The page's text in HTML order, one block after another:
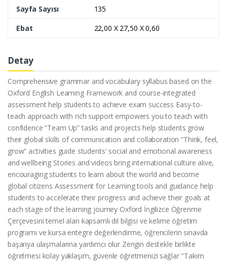
Sayfa Sayısı
135
Ebat
22,00 X 27,50 X 0,60
Detay
Comprehensive grammar and vocabulary syllabus based on the
Oxford English Learning Framework and course-integrated
assessment help students to achieve exam success Easy-to-
teach approach with rich support empowers you to teach with
confidence “Team Up” tasks and projects help students grow
their global skills of communication and collaboration “Think, feel,
grow” activities guide students' social and emotional awareness
and wellbeing Stories and videos bring international culture alive,
encouraging students to learn about the world and become
global citizens Assessment for Learning tools and guidance help
students to accelerate their progress and achieve their goals at
each stage of the learning journey Oxford İngilizce Öğrenme
Çerçevesini temel alan kapsamlı dil bilgisi ve kelime öğretim
programı ve kursa entegre değerlendirme, öğrencilerin sınavda
başarıya ulaşmalarına yardımcı olur Zengin destekle birlikte
öğretmesi kolay yaklaşım, güvenle öğretmenizi sağlar "Takım